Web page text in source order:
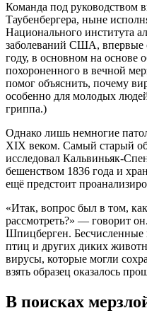
Команда под руководством
Таубенбергера, ныне
Национального института
заболеваний США, впервые
году, в основном на основе
похороненного в вечной
помог объяснить, почему
особенно для молодых
гриппа.)
Однако лишь немногие
XIX веком. Самый старый
исследовал Кальвиньяк-
бешенством 1836 года и
ещё предстоит
«Итак, вопрос был в том,
рассмотреть?» — говорит
Шпицберген. Бесчисленные
птиц и других диких
вирусы, которые могли
взять образец оказалось
В поисках